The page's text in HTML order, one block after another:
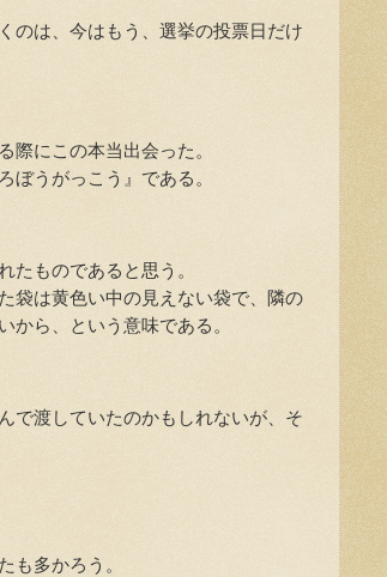
のは、今はもう、選挙の投票日だけ
にこの本当出会った。
うがっこう』である。
ものであると思う。
袋は黄色い中の見えない袋で、隣の
から、という意味である。
で渡していたのかもしれないが、そ
も多かろう。